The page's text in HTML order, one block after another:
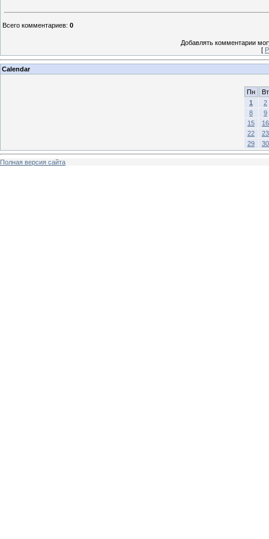
Всего комментариев: 0
Добавлять комментарии
[
Calendar
Пн
Вт
1
2
8
9
15
16
22
23
29
30
Полная версия сайта